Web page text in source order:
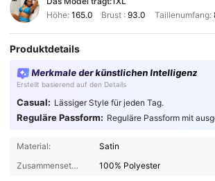
Höhe: 165.0 Brust :93.0 Taillenumfang:
Produktdetails
Merkmale der künstlichen Intelligenz
Erstellt basierend auf den Details
Casual: Lässiger Style für jeden Tag.
Reguläre Passform: Reguläre Passform mit
Material:
Satin
Zusammensetzung:
100% Polyester